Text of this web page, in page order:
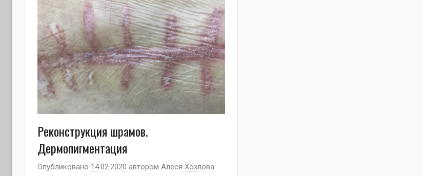
Реконструкция шрамов.
Дермопигментация
Опубликовано 14.02.2020 автором Алеся Хохлова